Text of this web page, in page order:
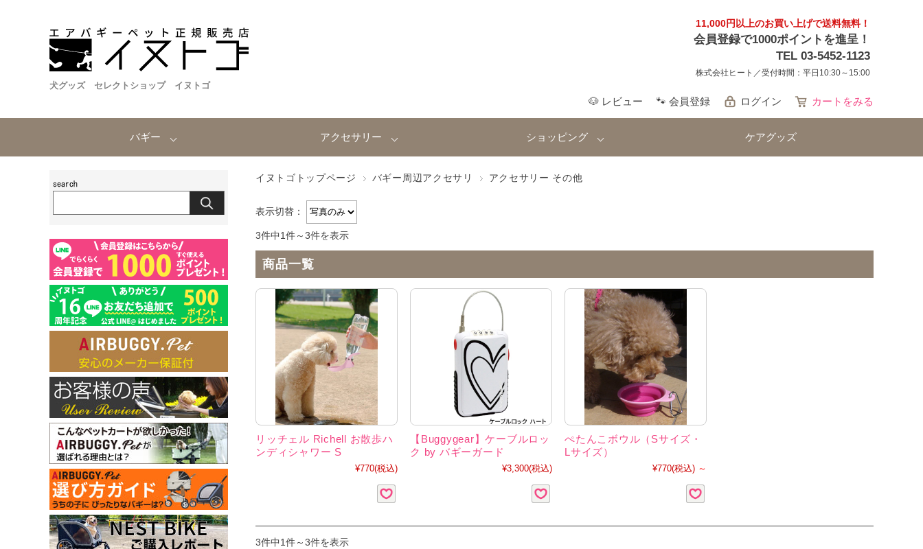
犬グッズ セレクトショップ イヌトゴ
11,000円以上のお買い上げで送料無料！
会員登録で1000ポイントを進呈！
TEL 03-5452-1123
株式会社ヒート／受付時間：平日10:30～15:00
🐶 レビュー 🐾 会員登録 ログイン カートをみる
バギー アクセサリー ショッピング ケアグッズ
イヌトゴトップページ バギー周辺アクセサリ アクセサリー その他
表示切替：
3件中1件～3件を表示
商品一覧
リッチェル Richell お散歩ハ
ンディシャワー S
¥770(税込)
【Buggygear】ケーブルロッ
ク by バギーガード
¥3,300(税込)
ぺたんこボウル（Sサイズ・
Lサイズ）
¥770(税込) ～
3件中1件～3件を表示